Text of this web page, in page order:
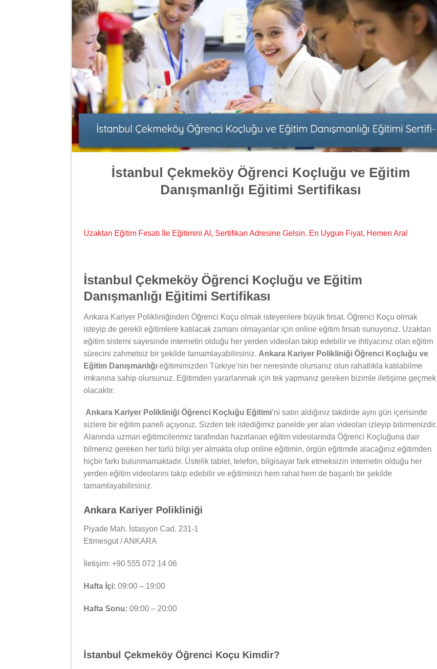
İstanbul Çekmeköy Öğrenci Koçluğu ve Eğitim
Danışmanlığı Eğitimi Sertifikası
Uzaktan Eğitim Fırsatı İle Eğitimini Al, Sertifikan Adresine Gelsin. En Uygun Fiyat, Hemen Ara!
İstanbul Çekmeköy Öğrenci Koçluğu ve Eğitim
Danışmanlığı Eğitimi Sertifikası
Ankara Kariyer Polikliniğinden Öğrenci Koçu olmak isteyenlere büyük fırsat. Öğrenci Koçu olmak
isteyip de gerekli eğitimlere katılacak zamanı olmayanlar için online eğitim fırsatı sunuyoruz. Uzaktan
eğitim sistemi sayesinde internetin olduğu her yerden videoları takip edebilir ve ihtiyacınız olan eğitim
sürecini zahmetsiz bir şekilde tamamlayabilirsiniz. Ankara Kariyer Polikliniği Öğrenci Koçluğu ve
Eğitim Danışmanlığı eğitimimizden Türkiye’nin her neresinde olursanız olun rahatlıkla katılabilme
imkanına sahip olursunuz. Eğitimden yararlanmak için tek yapmanız gereken bizimle iletişime geçmek
olacaktır.
Ankara Kariyer Polikliniği Öğrenci Koçluğu Eğitimi’ni satın aldığınız takdirde aynı gün içerisinde
sizlere bir eğitim paneli açıyoruz. Sizden tek istediğimiz panelde yer alan videoları izleyip bitirmenizdir.
Alanında uzman eğitimcilerimiz tarafından hazırlanan eğitim videolarında Öğrenci Koçluğuna dair
bilmeniz gereken her türlü bilgi yer almakta olup online eğitimin, örgün eğitimde alacağınız eğitimden
hiçbir farkı bulunmamaktadır. Üstelik tablet, telefon, bilgisayar fark etmeksizin internetin olduğu her
yerden eğitim videolarını takip edebilir ve eğitiminizi hem rahat hem de başarılı bir şekilde
tamamlayabilirsiniz.
Ankara Kariyer Polikliniği
Piyade Mah. İstasyon Cad. 231-1
Etimesgut / ANKARA
İletişim: +90 555 072 14 06
Hafta İçi: 09:00 – 19:00
Hafta Sonu: 09:00 – 20:00
İstanbul Çekmeköy Öğrenci Koçu Kimdir?